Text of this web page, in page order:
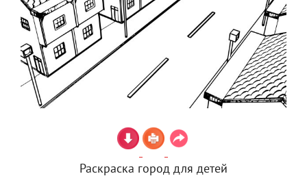
Раскраска город для детей